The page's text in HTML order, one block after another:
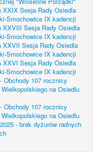
XXIX Sesja Rady Osiedla
Smochowice IX kadencji
XXVIII Sesja Rady Osiedla
Smochowice IX kadencji
XXVII Sesja Rady Osiedla
Smochowice IX kadencji
XXVI Sesja Rady Osiedla
Smochowice IX kadencji
Obchody 107 rocznicy
na Osiedlu
Obchody 107 rocznicy
na Osiedlu
- brak dyżurów radnych